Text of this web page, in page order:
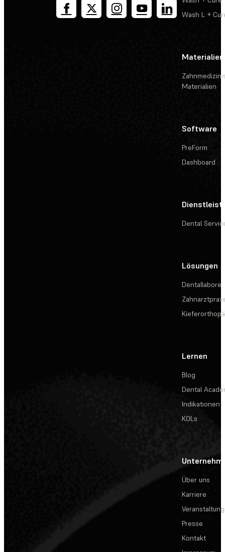
Wash L +
Materialien
Materialien
Software
PreForm
Dashboard
Dental
Lösungen
Dentallabore
Lernen
Blog
Dental
Indikationen
KOLs
Über uns
Karriere
Presse
Kontakt